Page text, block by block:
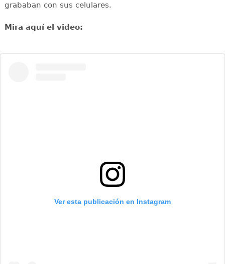
grababan con sus celulares.
Mira aquí el video:
Ver esta publicación en Instagram